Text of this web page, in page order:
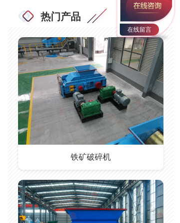
热门产品
铁矿破碎机
在线留言